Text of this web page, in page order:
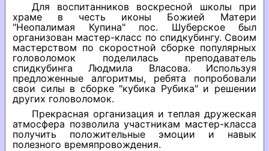
Для воспитанников воскресной школы при
храме в честь иконы Божией Матери
"Неопалимая Купина" пос. Шуберское был
организован мастер-класс по спидкубингу. Своим
мастерством по скоростной сборке популярных
головоломок поделилась преподаватель
спидкубинга Людмила Власова. Используя
предложенные алгоритмы, ребята попробовали
свои силы в сборке "кубика Рубика" и решении
других головоломок.
Прекрасная организация и теплая дружеская
атмосфера позволила участникам мастер-класса
получить положительные эмоции и навык
полезного времяпровождения.